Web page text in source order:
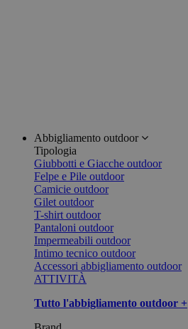
Abbigliamento outdoor
Tipologia
Giubbotti e Giacche outdoor
Felpe e Pile outdoor
Camicie outdoor
Gilet outdoor
T-shirt outdoor
Pantaloni outdoor
Impermeabili outdoor
Intimo tecnico outdoor
Accessori abbigliamento outdoor
ATTIVITÀ
Tutto l'abbigliamento outdoor +